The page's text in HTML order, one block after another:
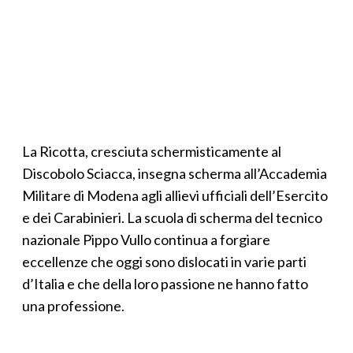
La Ricotta, cresciuta schermisticamente al
Discobolo Sciacca, insegna scherma all’Accademia
Militare di Modena agli allievi ufficiali dell’Esercito
e dei Carabinieri. La scuola di scherma del tecnico
nazionale Pippo Vullo continua a forgiare
eccellenze che oggi sono dislocati in varie parti
d’Italia e che della loro passione ne hanno fatto
una professione.